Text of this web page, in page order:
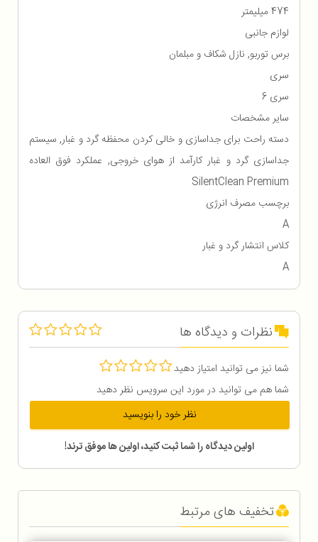
474 میلیمتر
لوازم جانبی
برس توربو, نازل شکاف و مبلمان
سری
سری 6
سایر مشخصات
دسته راحت برای جداسازی و خالی کردن محفظه گرد و غبار, سیستم
جداسازی گرد و غبار کارآمد از هوای خروجی, عملکرد فوق العاده
SilentClean Premium
برچسب مصرف انرژی
A
کلاس انتشار گرد و غبار
A
نظرات و دیدگاه ها
شما نیز می توانید امتیاز دهید
شما هم می توانید در مورد این سرویس نظر دهید
نظر خود را بنویسید
اولین دیدگاه را شما ثبت کنید، اولین ها موفق ترند!
تخفیف های مرتبط